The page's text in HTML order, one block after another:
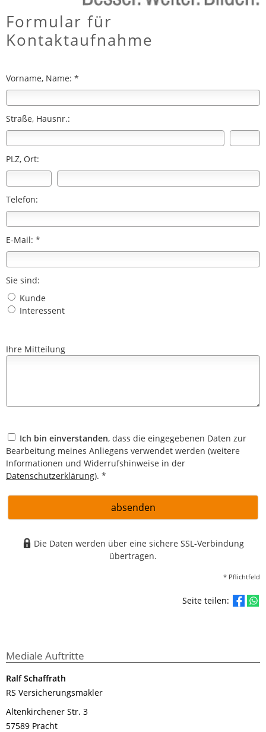
Formular für
Kontaktaufnahme
Vorname, Name: *
Straße, Hausnr.:
PLZ, Ort:
Telefon:
E-Mail: *
Sie sind:
Kunde
Interessent
Ihre Mitteilung
Ich bin einverstanden, dass die eingegebenen Daten zur
Bearbeitung meines Anliegens verwendet werden (weitere
Informationen und Widerrufshinweise in der
Datenschutzerklärung). *
absenden
Die Daten werden über eine sichere SSL-Verbindung
übertragen.
* Pflichtfeld
Seite teilen:
Mediale Auftritte
Ralf Schaffrath
RS Versicherungsmakler
Altenkirchener Str. 3
57589 Pracht